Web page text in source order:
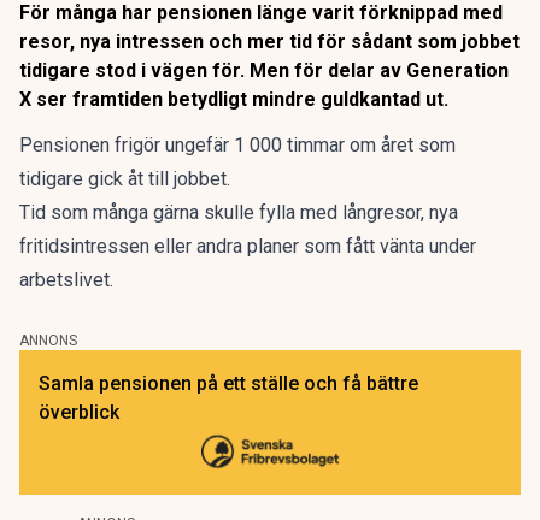
För många har pensionen länge varit förknippad med
resor, nya intressen och mer tid för sådant som jobbet
tidigare stod i vägen för. Men för delar av Generation
X ser framtiden betydligt mindre guldkantad ut.
Pensionen frigör ungefär 1 000 timmar om året som
tidigare gick åt till jobbet.
Tid som många gärna skulle fylla med långresor, nya
fritidsintressen eller andra planer som fått vänta under
arbetslivet.
ANNONS
Samla pensionen på ett ställe och få bättre
överblick